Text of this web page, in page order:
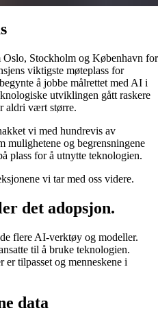
Oslo, Stockholm og København for
viktigste møteplass for
å jobbe målrettet med AI i
utviklingen gått raskere
aldri vært større.
vi med hundrevis av
mulighetene og begrensningene
plass for å utnytte teknologien.
vi tar med oss videre.
det adopsjon.
flere AI-verktøy og modeller.
til å bruke teknologien.
er tilpasset og menneskene i
data